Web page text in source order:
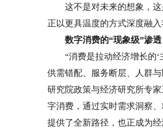
这不是对未来的想象，这
正以更具温度的方式深度融
数字消费的“现象级”渗透
“消费是拉动经济增长的‘主
供需错配、服务断层、人群
研究院政策与经济研究所专
字消费，通过实时需求洞察
提供了全新路径，也正成为